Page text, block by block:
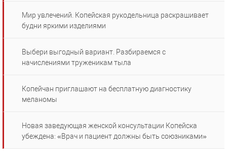
Мир увлечений. Копейская рукодельница раскрашивает
будни яркими изделиями
Выбери выгодный вариант. Разбираемся с
начислениями труженикам тыла
Копейчан приглашают на бесплатную диагностику
меланомы
Новая заведующая женской консультации Копейска
убеждена: «Врач и пациент должны быть союзниками»